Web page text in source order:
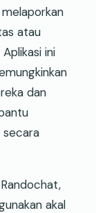
atau
ini
dan
secara
akal